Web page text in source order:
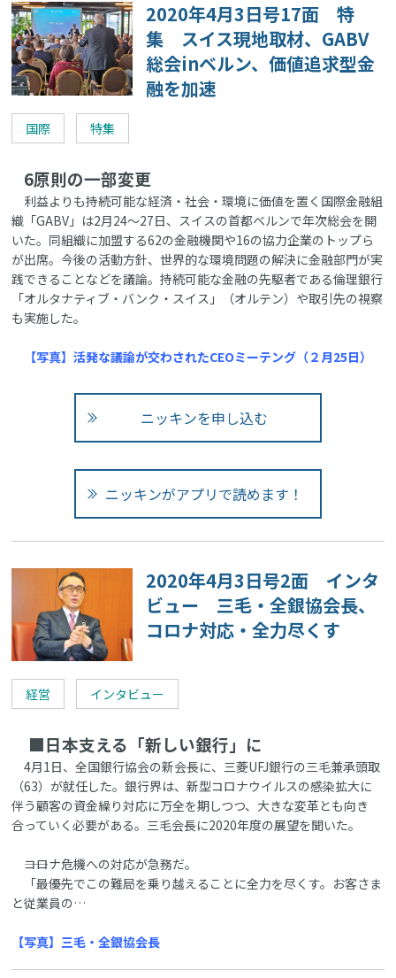
2020年4月3日号17面 特
集 スイス現地取材、GABV
総会inベルン、価値追求型金
融を加速
国際 特集
6原則の一部変更
利益よりも持続可能な経済・社会・環境に価値を置く国際金融組
織「GABV」は2月24～27日、スイスの首都ベルンで年次総会を開
いた。同組織に加盟する62の金融機関や16の協力企業のトップら
が出席。今後の活動方針、世界的な環境問題の解決に金融部門が実
践できることなどを議論。持続可能な金融の先駆者である倫理銀行
「オルタナティブ・バンク・スイス」（オルテン）や取引先の視察
も実施した。
【写真】活発な議論が交わされたCEOミーテング（２月25日）
ニッキンを申し込む
ニッキンがアプリで読めます！
2020年4月3日号2面 インタ
ビュー 三毛・全銀協会長、
コロナ対応・全力尽くす
経営 インタビュー
■日本支える「新しい銀行」に
4月1日、全国銀行協会の新会長に、三菱UFJ銀行の三毛兼承頭取
（63）が就任した。銀行界は、新型コロナウイルスの感染拡大に
伴う顧客の資金繰り対応に万全を期しつつ、大きな変革とも向き
合っていく必要がある。三毛会長に2020年度の展望を聞いた。
――コロナ危機への対応が急務だ。
「最優先でこの難局を乗り越えることに全力を尽くす。お客さま
と従業員の…
【写真】三毛・全銀協会長